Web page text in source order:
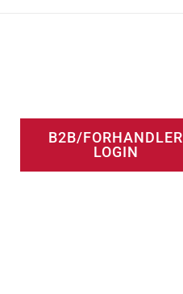
B2B/FORHANDLER
LOGIN